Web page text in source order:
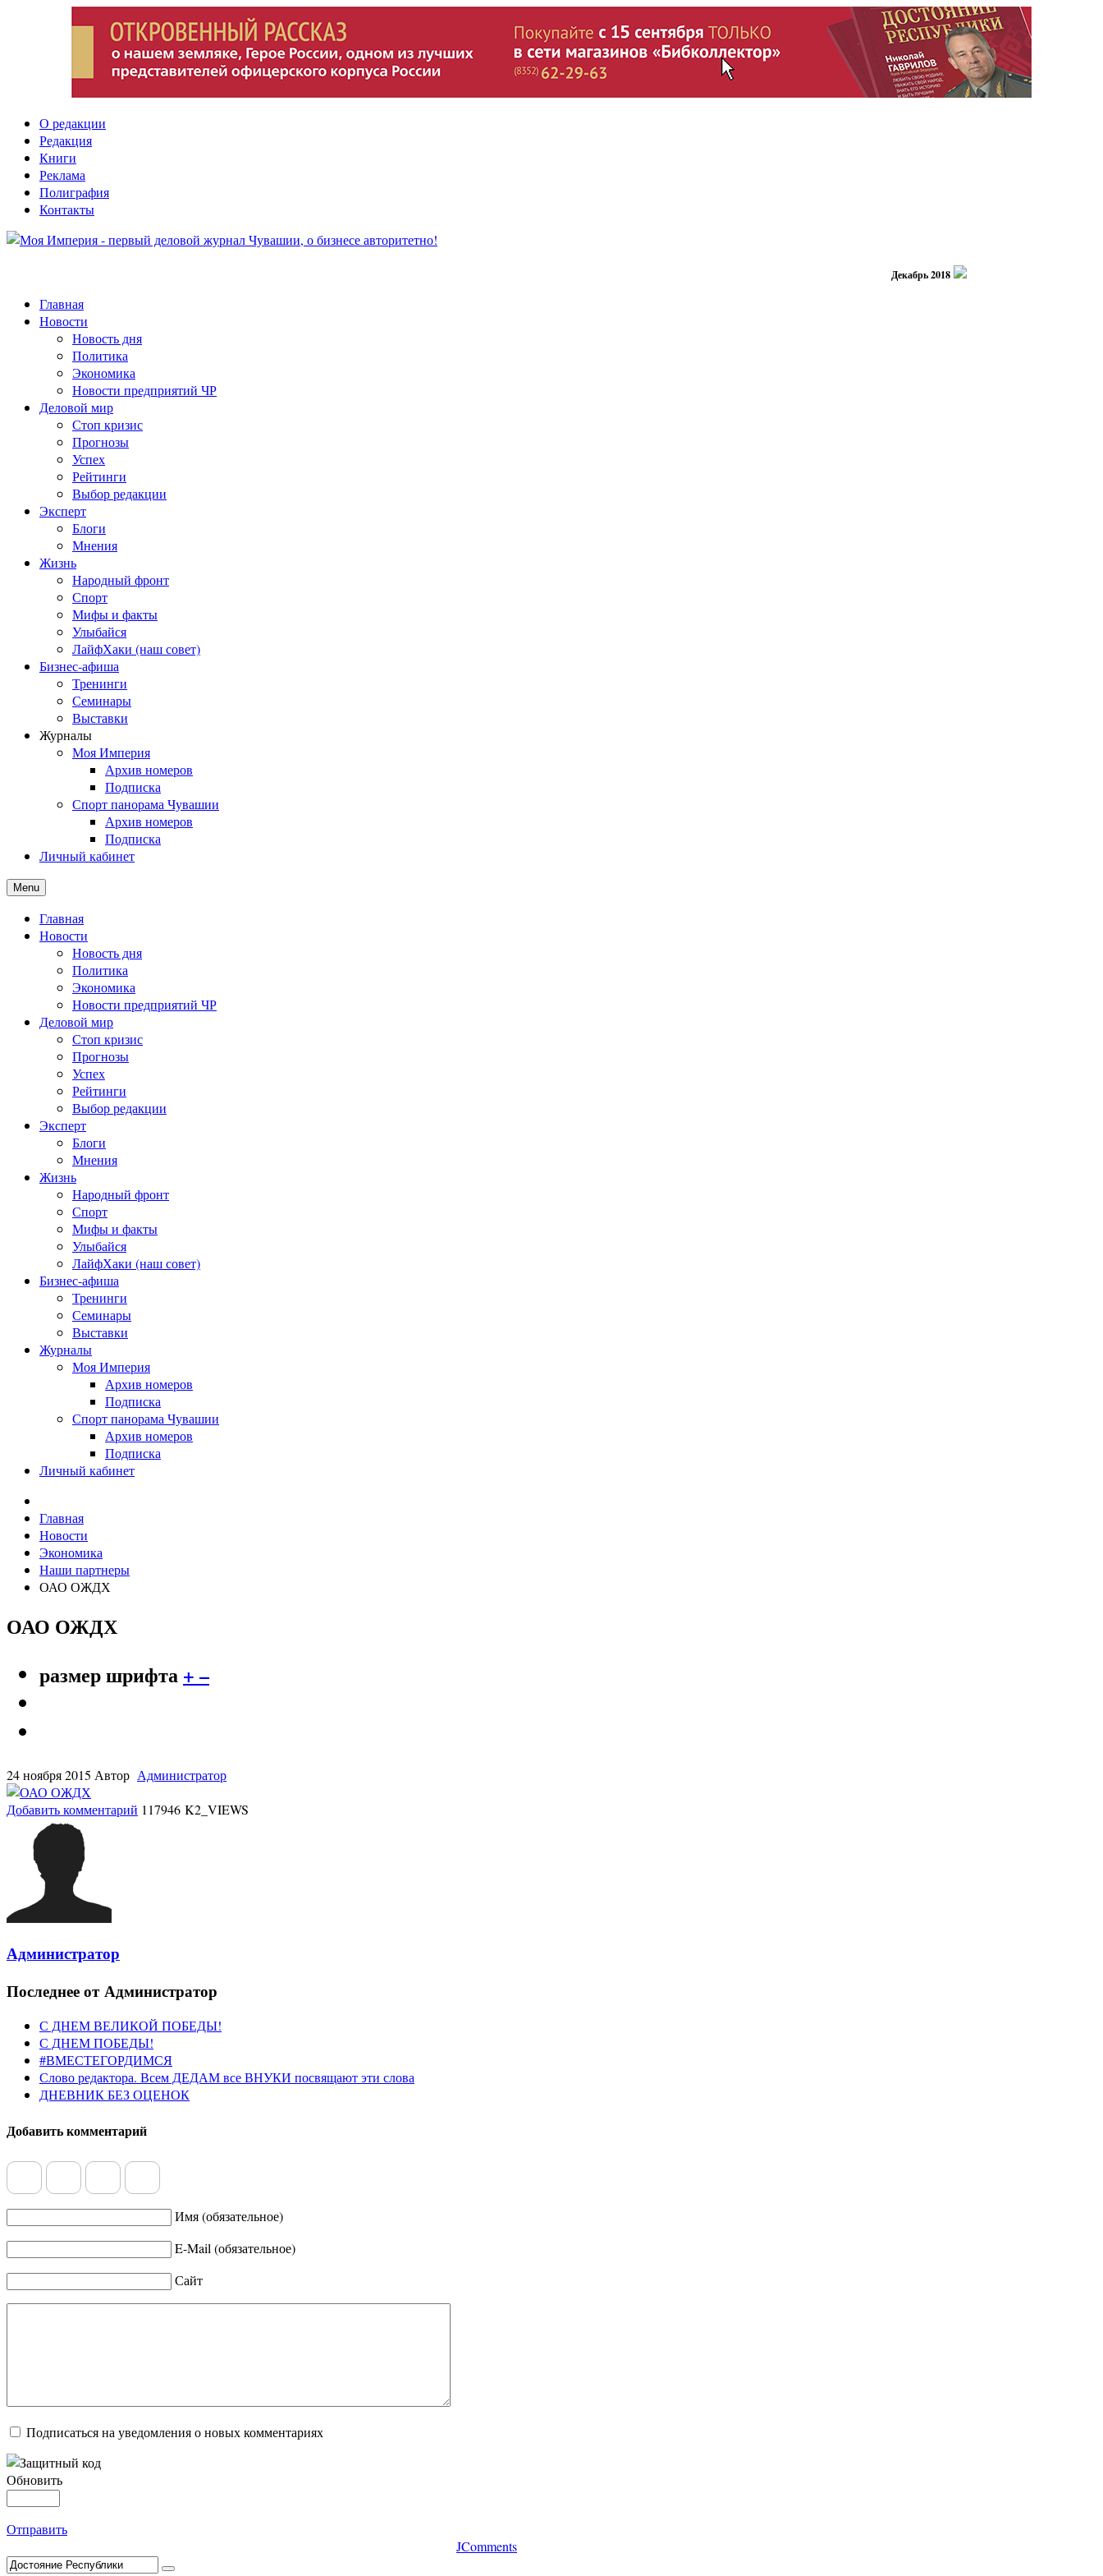
О редакции
Редакция
Книги
Реклама
Полиграфия
Контакты
Декабрь 2018
Главная
Новости
Новость дня
Политика
Экономика
Новости предприятий ЧР
Деловой мир
Стоп кризис
Прогнозы
Успех
Рейтинги
Выбор редакции
Эксперт
Блоги
Мнения
Жизнь
Народный фронт
Спорт
Мифы и факты
Улыбайся
ЛайфХаки (наш совет)
Бизнес-афиша
Тренинги
Семинары
Выставки
Журналы
Моя Империя
Архив номеров
Подписка
Спорт панорама Чувашии
Архив номеров
Подписка
Личный кабинет
Menu
Главная
Новости
Новость дня
Политика
Экономика
Новости предприятий ЧР
Деловой мир
Стоп кризис
Прогнозы
Успех
Рейтинги
Выбор редакции
Эксперт
Блоги
Мнения
Жизнь
Народный фронт
Спорт
Мифы и факты
Улыбайся
ЛайфХаки (наш совет)
Бизнес-афиша
Тренинги
Семинары
Выставки
Журналы
Моя Империя
Архив номеров
Подписка
Спорт панорама Чувашии
Архив номеров
Подписка
Личный кабинет
Главная
Новости
Экономика
Наши партнеры
ОАО ОЖДХ
ОАО ОЖДХ
размер шрифта + –
24 ноября 2015 Автор Администратор
Добавить комментарий 117946 K2_VIEWS
Администратор
Последнее от Администратор
С ДНЕМ ВЕЛИКОЙ ПОБЕДЫ!
С ДНЕМ ПОБЕДЫ!
#ВМЕСТЕГОРДИМСЯ
Слово редактора. Всем ДЕДАМ все ВНУКИ посвящают эти слова
ДНЕВНИК БЕЗ ОЦЕНОК
Добавить комментарий
Имя (обязательное)
E-Mail (обязательное)
Сайт
Подписаться на уведомления о новых комментариях
Обновить
Отправить
JComments